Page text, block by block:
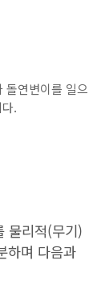
돌연변이를 일으
.
물리적(무기)
하며 다음과